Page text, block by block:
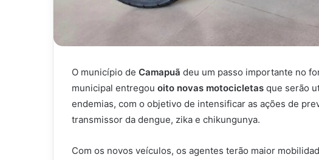
O município de Camapuã deu um passo importante no
municipal entregou oito novas motocicletas que serão
endemias, com o objetivo de intensificar as ações de
transmissor da dengue, zika e chikungunya.
Com os novos veículos, os agentes terão maior